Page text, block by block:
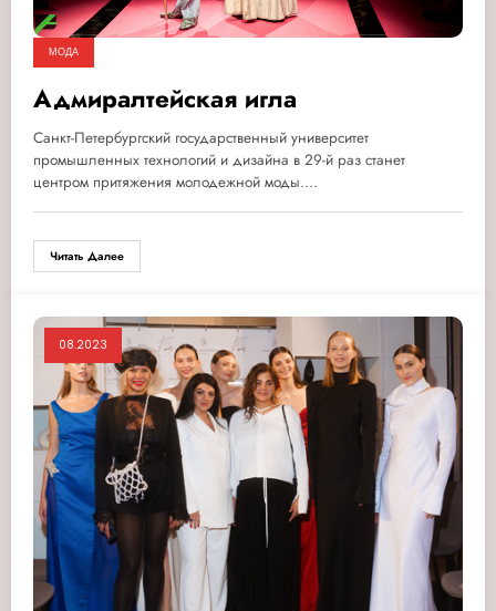
МОДА
Адмиралтейская игла
Санкт-Петербургский государственный университет
промышленных технологий и дизайна в 29-й раз станет
центром притяжения молодежной моды.…
Читать Далее
08.2023